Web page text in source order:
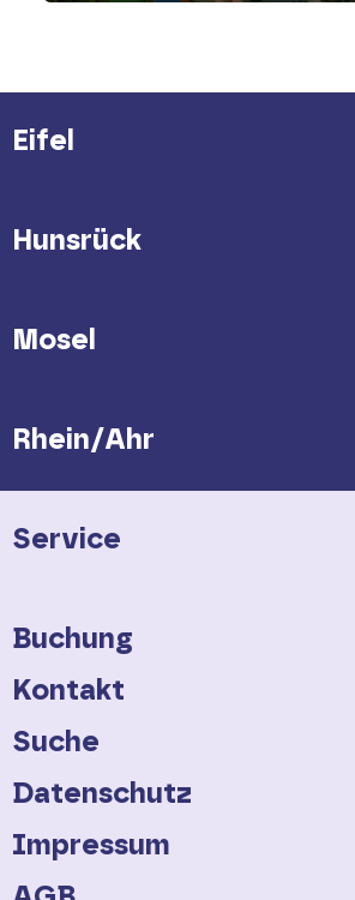
Eifel
Hunsrück
Mosel
Rhein/Ahr
Service
Buchung
Kontakt
Suche
Datenschutz
Impressum